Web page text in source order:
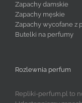
Zapachy damskie
Zapachy męskie
Zapachy wycofane z
Butelki na perfumy
Rozlewnia perfum
Repliki-perfum.pl to